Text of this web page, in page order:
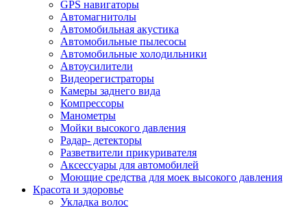
GPS навигаторы
Автомагнитолы
Автомобильная акустика
Автомобильные пылесосы
Автомобильные холодильники
Автоусилители
Видеорегистраторы
Камеры заднего вида
Компрессоры
Манометры
Мойки высокого давления
Радар- детекторы
Разветвители прикуривателя
Аксессуары для автомобилей
Моющие средства для моек высокого давления
Красота и здоровье
Укладка волос